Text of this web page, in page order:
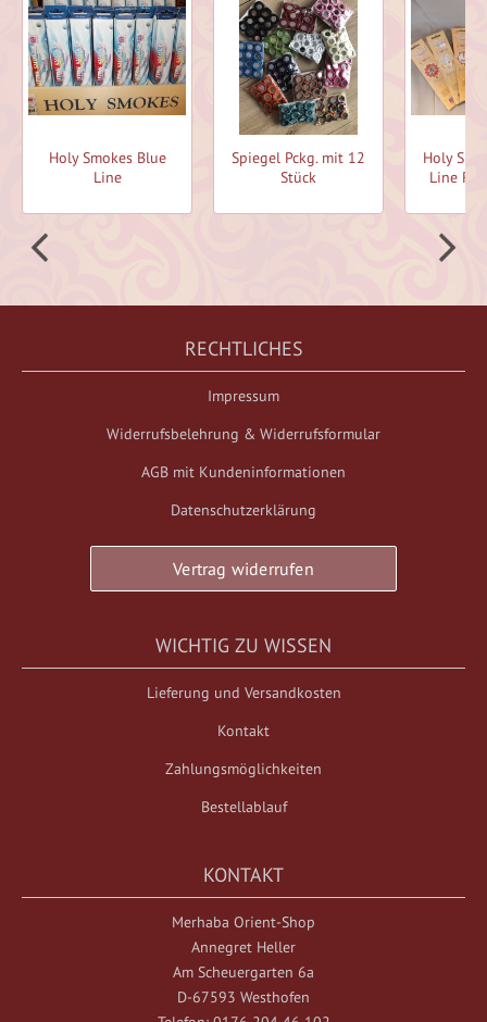
Holy Smokes Blue
Line
Spiegel Pckg. mit 12
Stück
Holy
Line
RECHTLICHES
Impressum
Widerrufsbelehrung & Widerrufsformular
AGB mit Kundeninformationen
Datenschutzerklärung
Vertrag widerrufen
WICHTIG ZU WISSEN
Lieferung und Versandkosten
Kontakt
Zahlungsmöglichkeiten
Bestellablauf
KONTAKT
Merhaba Orient-Shop
Annegret Heller
Am Scheuergarten 6a
D-67593 Westhofen